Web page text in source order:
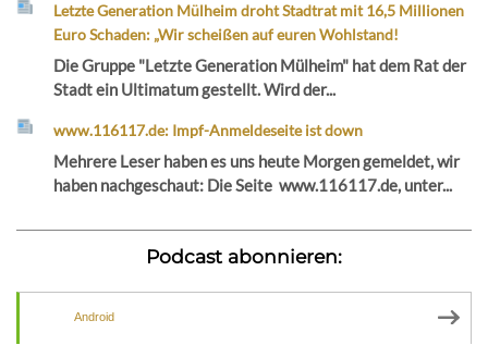
Letzte Generation Mülheim droht Stadtrat mit 16,5 Millionen
Euro Schaden: „Wir scheißen auf euren Wohlstand!
Die Gruppe "Letzte Generation Mülheim" hat dem Rat der
Stadt ein Ultimatum gestellt. Wird der...
www.116117.de: Impf-Anmeldeseite ist down
Mehrere Leser haben es uns heute Morgen gemeldet, wir
haben nachgeschaut: Die Seite www.116117.de, unter...
Podcast abonnieren:
Android